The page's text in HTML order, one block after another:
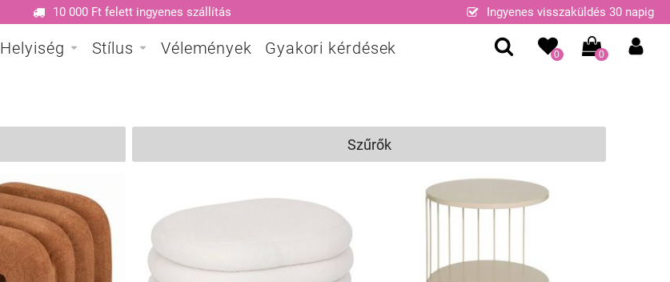
10 000 Ft felett ingyenes szállítás Ingyenes visszaküldés 30 napig
Helyiség Stílus Vélemények Gyakori kérdések 0 0
Szűrők